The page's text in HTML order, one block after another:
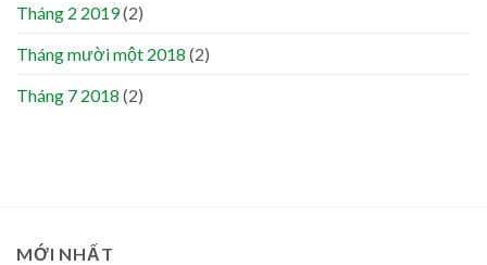
Tháng 2 2019(2)
Tháng mười một 2018 (2)
Tháng 7 2018 (2)
MỚI NHẤT